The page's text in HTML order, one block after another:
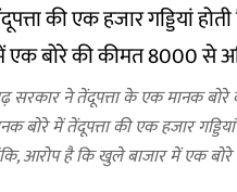
सरकार ने तेंदूपत्ता के एक मानक
बोरे में तेंदूपत्ता की एक हजार
आरोप है कि खुले बाजार में एक